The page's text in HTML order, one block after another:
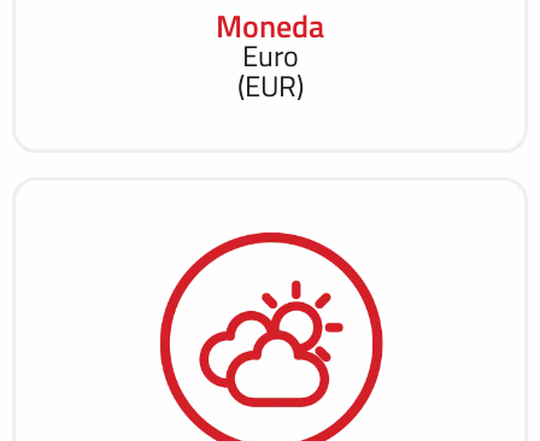
Moneda
Euro
(EUR)